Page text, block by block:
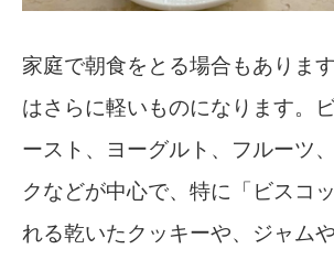
家庭で朝食をとる場合もありま
はさらに軽いものになります。
ースト、ヨーグルト、フルーツ
クなどが中心で、特に「ビスコ
れる乾いたクッキーや、ジャム